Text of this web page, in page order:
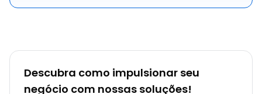
Descubra como impulsionar seu
negócio com nossas soluções!